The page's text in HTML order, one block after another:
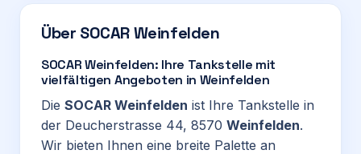
Über SOCAR Weinfelden
SOCAR Weinfelden: Ihre Tankstelle mit
vielfältigen Angeboten in Weinfelden
Die SOCAR Weinfelden ist Ihre Tankstelle in
der Deucherstrasse 44, 8570 Weinfelden.
Wir bieten Ihnen eine breite Palette an